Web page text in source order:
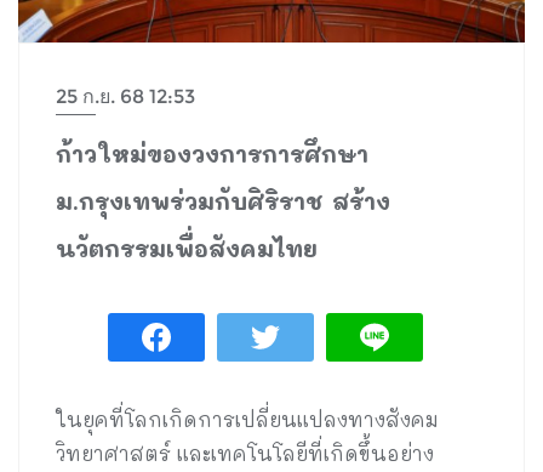
25 ก.ย. 68 12:53
ก้าวใหม่ของวงการการศึกษา
ม.กรุงเทพร่วมกับศิริราช สร้าง
นวัตกรรมเพื่อสังคมไทย
ในยุคที่โลกเกิดการเปลี่ยนแปลงทางสังคม
วิทยาศาสตร์ และเทคโนโลยีที่เกิดขึ้นอย่าง